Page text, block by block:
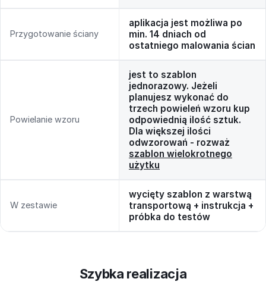
Przygotowanie ściany
aplikacja jest możliwa po
min. 14 dniach od
ostatniego malowania ścian
Powielanie wzoru
jest to szablon
jednorazowy. Jeżeli
planujesz wykonać do
trzech powieleń wzoru kup
odpowiednią ilość sztuk.
Dla większej ilości
odwzorowań - rozważ
szablon wielokrotnego
użytku
W zestawie
wycięty szablon z warstwą
transportową + instrukcja +
próbka do testów
Szybka realizacja